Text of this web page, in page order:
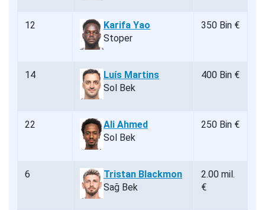
12
Karifa Yao
Stoper
350 Bin €
14
Luís Martins
Sol Bek
400 Bin €
22
Ali Ahmed
Sol Bek
250 Bin €
6
Tristan Blackmon
Sağ Bek
2.00 mil.
€